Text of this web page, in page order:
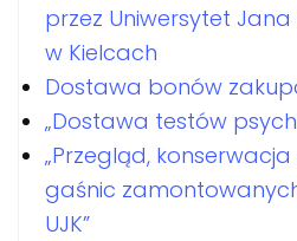
przez Uniwersytet
w Kielcach
Dostawa bonów
„Dostawa testów
„Przegląd,
gaśnic
UJK”